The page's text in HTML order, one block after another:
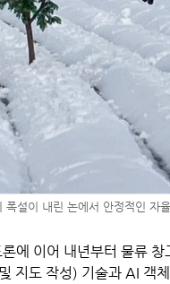
폭설이 내린 논에서 안정적인 자
에 이어 내년부터 물류
지도 작성) 기술과 AI 객